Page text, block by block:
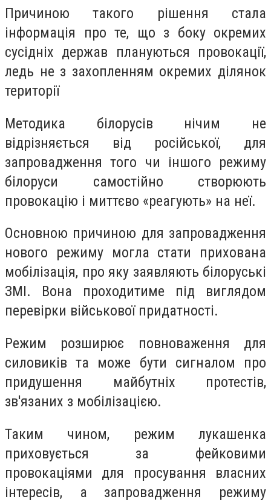
Причиною такого рішення стала
інформація про те, що з боку окремих
сусідніх держав плануються провокації,
ледь не з захопленням окремих ділянок
території
Методика білорусів нічим не
відрізняється від російської, для
запровадження того чи іншого режиму
білоруси самостійно створюють
провокацію і миттєво «реагують» на неї.
Основною причиною для запровадження
нового режиму могла стати прихована
мобілізація, про яку заявляють білоруські
ЗМІ. Вона проходитиме під виглядом
перевірки військової придатності.
Режим розширює повноваження для
силовиків та може бути сигналом про
придушення майбутніх протестів,
зв'язаних з мобілізацією.
Таким чином, режим лукашенка
приховується за фейковими
провокаціями для просування власних
інтересів, а запровадження режиму